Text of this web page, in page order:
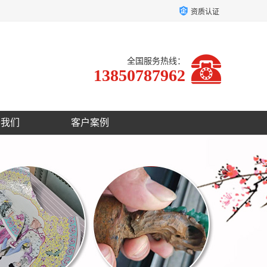
资质认证
全国服务热线：
13850787962
们 客户案例